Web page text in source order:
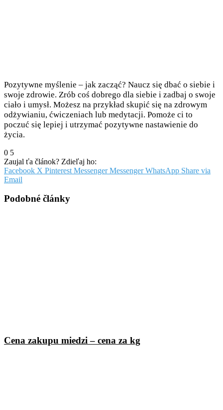
Pozytywne myślenie – jak zacząć? Naucz się dbać o siebie i
swoje zdrowie. Zrób coś dobrego dla siebie i zadbaj o swoje
ciało i umysł. Możesz na przykład skupić się na zdrowym
odżywianiu, ćwiczeniach lub medytacji. Pomoże ci to
poczuć się lepiej i utrzymać pozytywne nastawienie do
życia.
0 5
Zaujal ťa článok? Zdieľaj ho:
Facebook X Pinterest Messenger Messenger WhatsApp Share via
Email
Podobné články
Cena zakupu miedzi – cena za kg